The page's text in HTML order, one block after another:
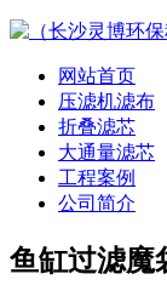
网站首页
压滤机滤布
折叠滤芯
大通量滤芯
工程案例
公司简介
鱼缸过滤魔